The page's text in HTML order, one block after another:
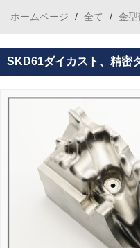
ホームページ / 全て / 金型
SKD61ダイカスト、精密